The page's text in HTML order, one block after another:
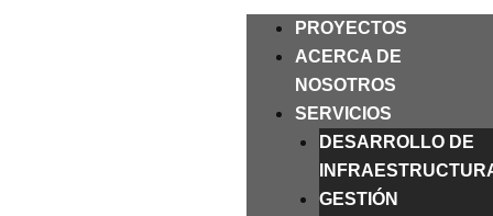
PROYECTOS
ACERCA DE
NOSOTROS
SERVICIOS
DESARROLLO DE
GESTIÓN